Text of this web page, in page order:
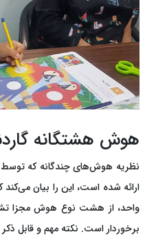
هوش هشتگانه
نظریه هوش‌های چندگانه که توسط
ارائه شده است، این را بیان
واحد، از هشت نوع هوش مجزا
برخوردار است. نکته مهم و قابل